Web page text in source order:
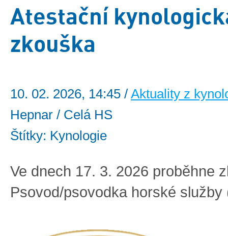
Atestační
zkouška
10. 02. 2026, 14:45 / Aktuality z
Hepnar / Celá HS
Štítky: Kynologie
Ve dnech 17. 3. 2026 proběhne
Psovod/psovodka horské služby